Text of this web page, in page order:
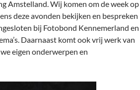
Amstelland. Wij komen om de week op
deze avonden bekijken en bespreken
bij Fotobond Kennemerland en
Daarnaast komt ook vrij werk van
eigen onderwerpen en